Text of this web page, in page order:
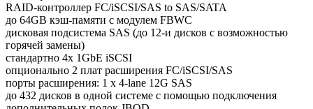
RAID-контроллер FC/iSCSI/SAS to SAS/SATA
до 64GB кэш-памяти с модулем FBWC
дисковая подсистема SAS (до 12-и дисков с возможностью
горячей замены)
стандартно 4x 1GbE iSCSI
опционально 2 плат расширения FC/iSCSI/SAS
порты расширения: 1 x 4-lane 12G SAS
до 432 дисков в одной системе с помощью подключения